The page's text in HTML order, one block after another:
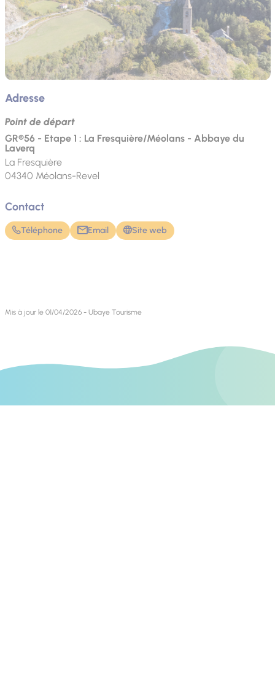
Adresse
Point de départ
GR®56 - Etape 1 : La Fresquière/Méolans - Abbaye du
Laverq
La Fresquière
04340 Méolans-Revel
Contact
Téléphone Email Site web
Mis à jour le 01/04/2026 - Ubaye Tourisme